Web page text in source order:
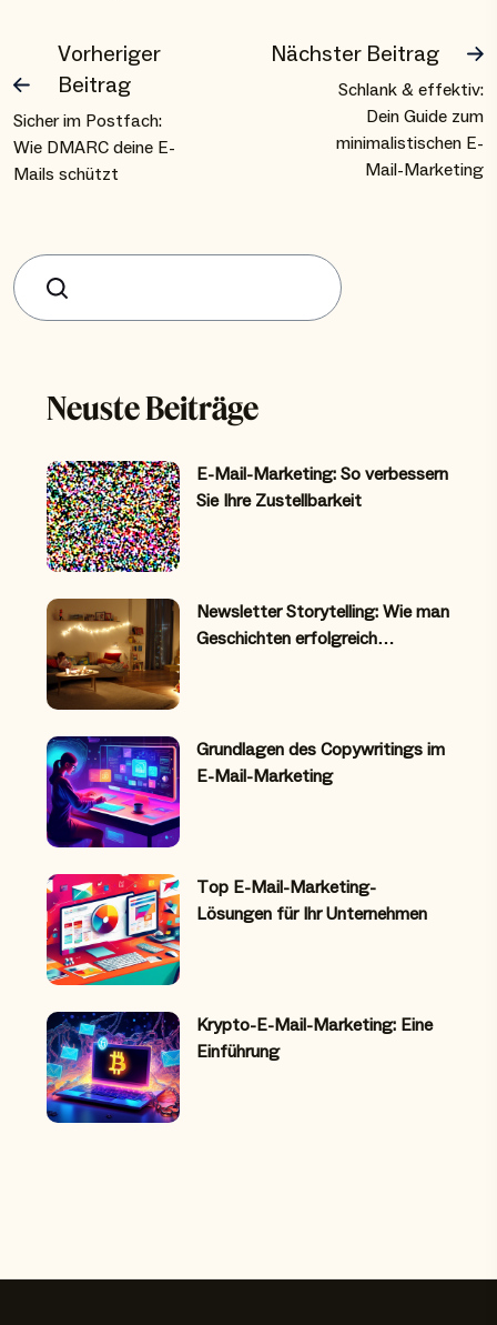
Vorheriger
Beitrag
Sicher im Postfach:
Wie DMARC deine E-
Mails schützt
Nächster Beitrag
Schlank & effektiv:
Dein Guide zum
minimalistischen E-
Mail-Marketing
Suchen
Neuste Beiträge
E-Mail-Marketing: So verbessern
Sie Ihre Zustellbarkeit
Newsletter Storytelling: Wie man
Geschichten erfolgreich…
Grundlagen des Copywritings im
E-Mail-Marketing
Top E-Mail-Marketing-
Lösungen für Ihr Unternehmen
Krypto-E-Mail-Marketing: Eine
Einführung